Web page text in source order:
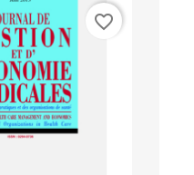
favorite_border